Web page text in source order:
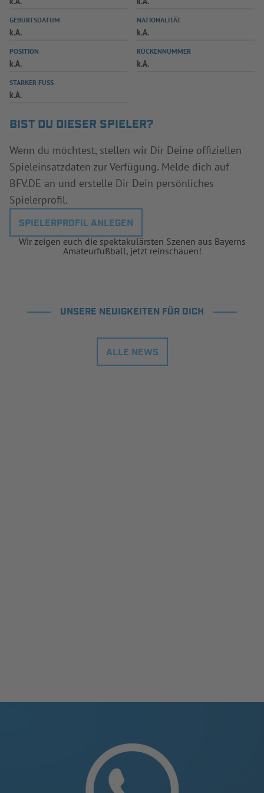
SPIELPLUS
GEBURTSDATUM
k.A.
NATIONALITÄT
k.A.
POSITION
k.A.
RÜCKENNUMMER
k.A.
STARKER FUSS
k.A.
BIST DU DIESER SPIELER?
Wenn du möchtest, stellen wir Dir Deine offiziellen
Spieleinsatzdaten zur Verfügung. Melde dich auf
BFV.DE an und erstelle Dir Dein persönliches
Spielerprofil.
SPIELERPROFIL ANLEGEN
Wir zeigen euch die spektakulärsten Szenen aus Bayerns
Amateurfußball, jetzt reinschauen!
UNSERE NEUIGKEITEN FÜR DICH
ALLE NEWS